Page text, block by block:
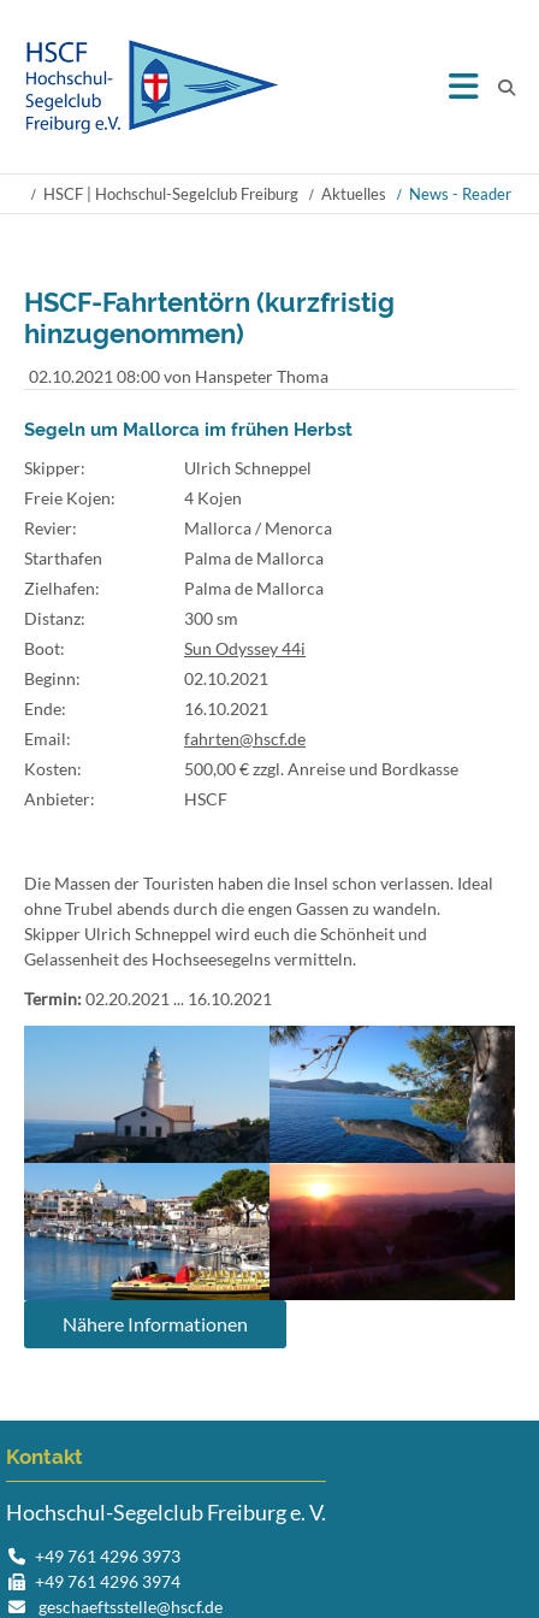
HSCF | Hochschul-Segelclub Freiburg Aktuelles News - Reader
HSCF-Fahrtentörn (kurzfristig
hinzugenommen)
02.10.2021 08:00von Hanspeter Thoma
Segeln um Mallorca im frühen Herbst
Skipper:
Ulrich Schneppel
Freie Kojen:
4 Kojen
Revier:
Mallorca / Menorca
Starthafen
Palma de Mallorca
Zielhafen:
Palma de Mallorca
Distanz:
300 sm
Boot:
Sun Odyssey 44i
Beginn:
02.10.2021
Ende:
16.10.2021
Email:
fahrten@hscf.de
Kosten:
500,00 € zzgl. Anreise und Bordkasse
Anbieter:
HSCF
Die Massen der Touristen haben die Insel schon verlassen. Ideal
ohne Trubel abends durch die engen Gassen zu wandeln.
Skipper Ulrich Schneppel wird euch die Schönheit und
Gelassenheit des Hochseesegelns vermitteln.
Termin:02.20.2021 ... 16.10.2021
Nähere Informationen
Kontakt
Hochschul-Segelclub Freiburg e. V.
+49 761 4296 3973
+49 761 4296 3974
geschaeftsstelle@hscf.de